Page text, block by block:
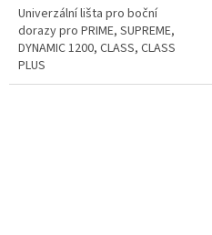
Univerzální lišta pro boční
dorazy pro PRIME, SUPREME,
DYNAMIC 1200, CLASS, CLASS
PLUS